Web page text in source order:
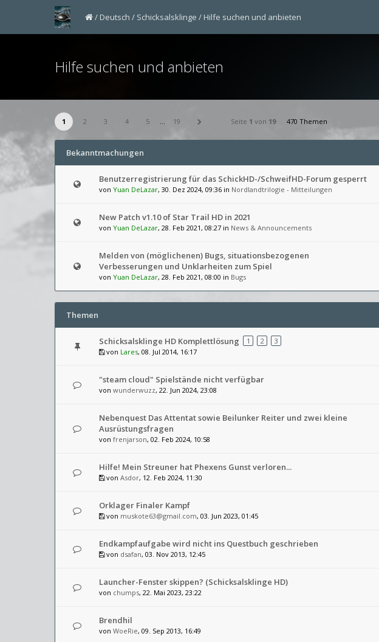
Deutsch Schicksalsklinge Hilfe suchen und anbieten
Hilfe suchen und anbieten
1 2 3 4 5 … 19 Seite 1 von 19 470 Themen
Bekanntmachungen
Benutzerregistrierung für das SchickHD-/SchweifHD-Forum gesperrt
von Yuan DeLazar, 30. Dez 2024, 09:36 in Nordlandtrilogie - Mitteilungen
New Patch v1.10 of Star Trail HD in 2021
von Yuan DeLazar, 28. Feb 2021, 08:27 in News & Announcements
Melden von (möglichenen) Bugs, situationsbezogenen
Verbesserungen und Unklarheiten zum Spiel
von Yuan DeLazar, 28. Feb 2021, 08:00 in Bugs
Themen
Schicksalsklinge HD Komplettlösung 1 2
3
von Lares, 08. Jul 2014, 16:17
"steam cloud" Spielstände nicht verfügbar
von wunderwuzz, 22. Jun 2024, 23:08
Nebenquest Das Attentat sowie Beilunker Reiter und zwei kleine
Ausrüstungsfragen
von frenjarson, 02. Feb 2024, 10:58
Hilfe! Mein Streuner hat Phexens Gunst verloren...
von Asdor, 12. Feb 2024, 11:30
Orklager Finaler Kampf
von muskote63@gmail.com, 03. Jun 2023, 01:45
Endkampfaufgabe wird nicht ins Questbuch geschrieben
von dsafan, 03. Nov 2013, 12:45
Launcher-Fenster skippen? (Schicksalsklinge HD)
von chumps, 22. Mai 2023, 23:22
Brendhil
von WoeRie, 09. Sep 2013, 16:49